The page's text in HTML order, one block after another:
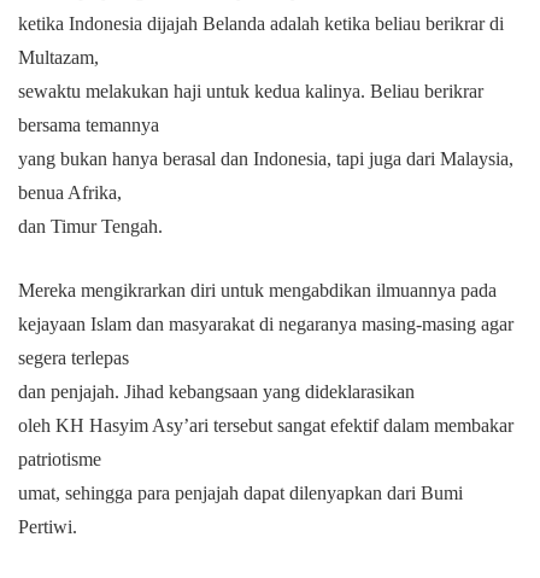
ketika Indonesia dijajah Belanda adalah ketika beliau berikrar di
Multazam,
sewaktu melakukan haji untuk kedua kalinya. Beliau berikrar
bersama temannya
yang bukan hanya berasal dan Indonesia, tapi juga dari Malaysia,
benua Afrika,
dan Timur Tengah.
Mereka mengikrarkan diri untuk mengabdikan ilmuannya pada
kejayaan Islam dan masyarakat di negaranya masing-masing agar
segera terlepas
dan penjajah. Jihad kebangsaan yang dideklarasikan
oleh KH Hasyim Asy’ari tersebut sangat efektif dalam membakar
patriotisme
umat, sehingga para penjajah dapat dilenyapkan dari Bumi
Pertiwi.